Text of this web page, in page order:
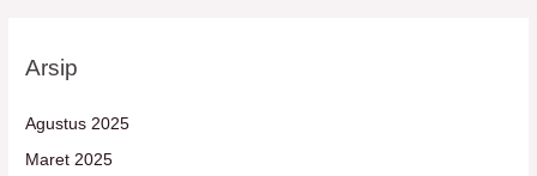
Arsip
Agustus 2025
Maret 2025